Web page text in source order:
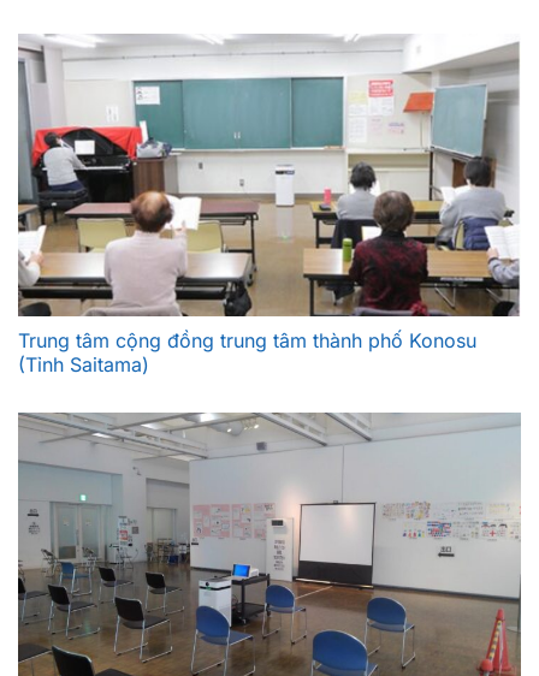
Trung tâm cộng đồng trung tâm thành phố Konosu
(Tỉnh Saitama)